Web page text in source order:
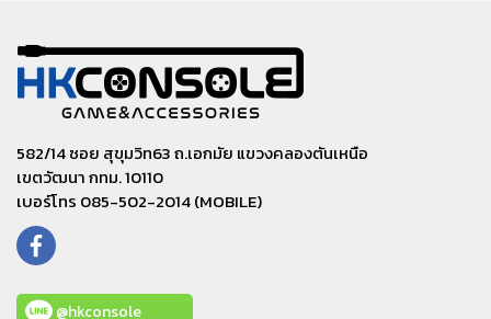
582/14 ซอย สุขุมวิท63 ถ.เอกมัย แขวงคลองตันเหนือ
เขตวัฒนา กทม. 10110
เบอร์โทร 085-502-2014 (MOBILE)
@hkconsole